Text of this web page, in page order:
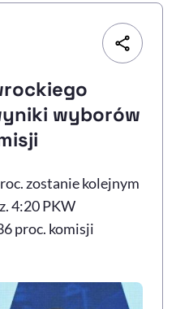
, otwiera się w nowym
się w nowym oknie
Zgłoś problem
wyborów
zostanie kolejnym
4:20 PKW
proc. komisji